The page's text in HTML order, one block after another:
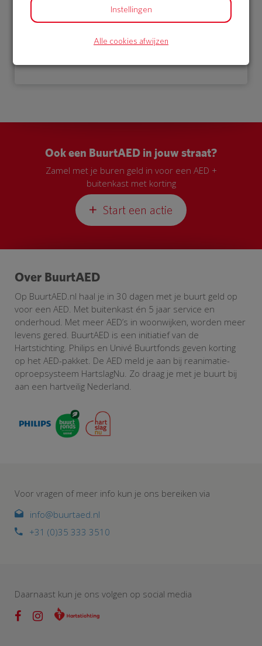
Bekijk alle donateurs
Ook een BuurtAED in jouw straat?
Zamel met je buren geld in voor een AED +
buitenkast met korting
Start een actie
Over BuurtAED
Op BuurtAED.nl haal je in 30 dagen met je buurt geld op
voor een AED. Met buitenkast én 5 jaar service en
onderhoud. Met meer AED’s in woonwijken, worden meer
levens gered. BuurtAED is een initiatief van de
Hartstichting. Philips en Univé Buurtfonds geven korting
op het AED-pakket. De AED meld je aan bij reanimatie-
oproepsysteem HartslagNu. Zo draag je met je buurt bij
aan een hartveilig Nederland.
Voor vragen of meer info kun je ons bereiken via
info@buurtaed.nl
+31 (0)35 333 3510
Daarnaast kun je ons volgen op social media
Instellingen
Alle cookies afwijzen